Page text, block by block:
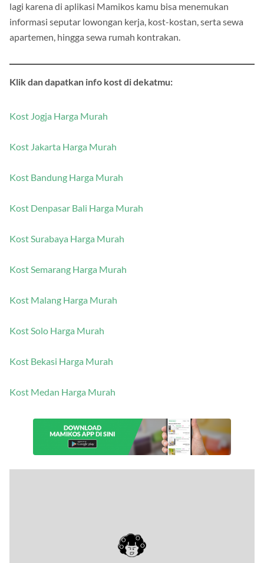
lagi karena di aplikasi Mamikos kamu bisa menemukan
informasi seputar lowongan kerja, kost-kostan, serta sewa
apartemen, hingga sewa rumah kontrakan.
Klik dan dapatkan info kost di dekatmu:
Kost Jogja Harga Murah
Kost Jakarta Harga Murah
Kost Bandung Harga Murah
Kost Denpasar Bali Harga Murah
Kost Surabaya Harga Murah
Kost Semarang Harga Murah
Kost Malang Harga Murah
Kost Solo Harga Murah
Kost Bekasi Harga Murah
Kost Medan Harga Murah